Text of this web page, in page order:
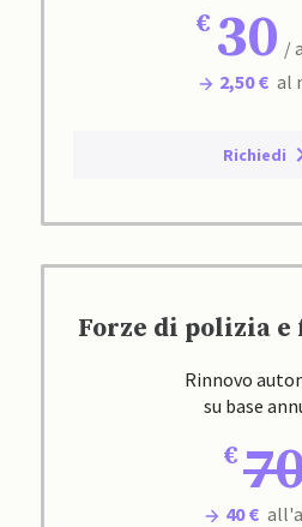
30 /
2,50 € al
Richiedi
Forze di polizia e
Rinnovo
su base
40 €